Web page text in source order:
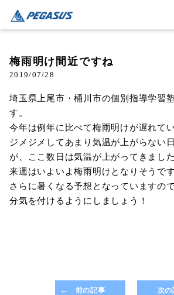
梅雨明け間近ですね
2019/07/28
埼玉県上尾市・桶川市の個別指導学習
す。
今年は例年に比べて梅雨明けが遅れてい
ジメジメしてあまり気温が上がらない
が、ここ数日は気温が上がってきました
来週はいよいよ梅雨明けとなりそうです
さらに暑くなる予想となっていますの
分気を付けるようにしましょう！
前の記事 次の